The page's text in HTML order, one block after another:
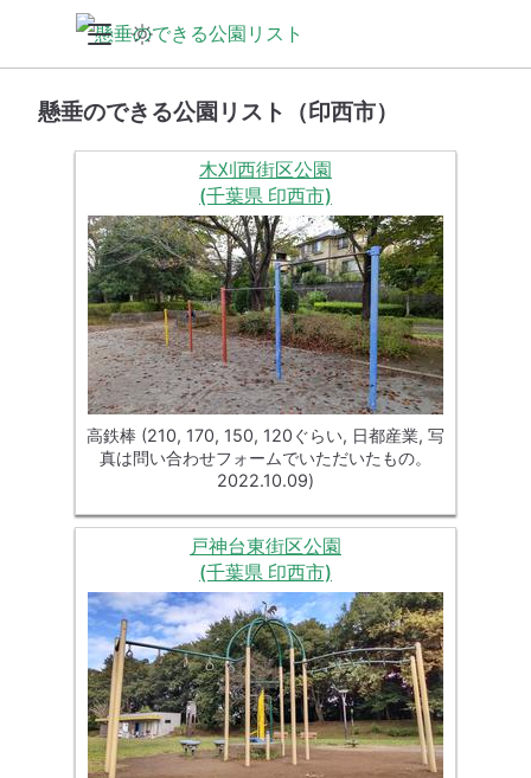
懸垂のできる公園リスト（印西市）
木刈西街区公園
(千葉県 印西市)
高鉄棒 (210, 170, 150, 120ぐらい, 日都産業, 写
真は問い合わせフォームでいただいたもの。
2022.10.09)
戸神台東街区公園
(千葉県 印西市)